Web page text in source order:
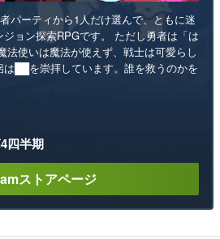
パーティから1人だけ選んで、ともに迷
ョン探索RPGです。 ただし勇者は「は
法使いは魔法が使えず、戦士は可愛らし
██を崇拝しています。誰を救うのかを
四半期
ストアページ